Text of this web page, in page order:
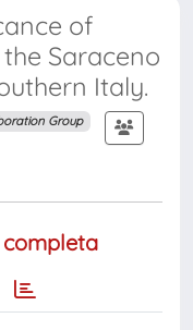
of
Saraceno
Italy.
Group
completa